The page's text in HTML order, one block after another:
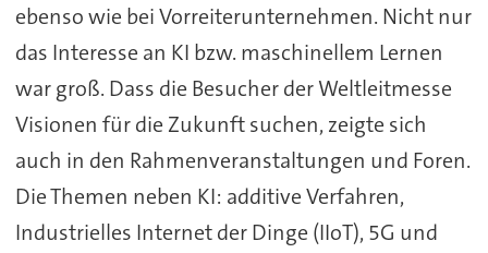
ebenso wie bei Vorreiterunternehmen. Nicht nur
das Interesse an KI bzw. maschinellem Lernen
war groß. Dass die Besucher der Weltleitmesse
Visionen für die Zukunft suchen, zeigte sich
auch in den Rahmenveranstaltungen und Foren.
Die Themen neben KI: additive Verfahren,
Industrielles Internet der Dinge (IIoT), 5G und